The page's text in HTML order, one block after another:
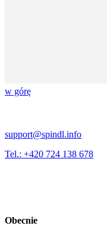
w górę
support@spindl.info
Tel.: +420 724 138 678
Obecnie